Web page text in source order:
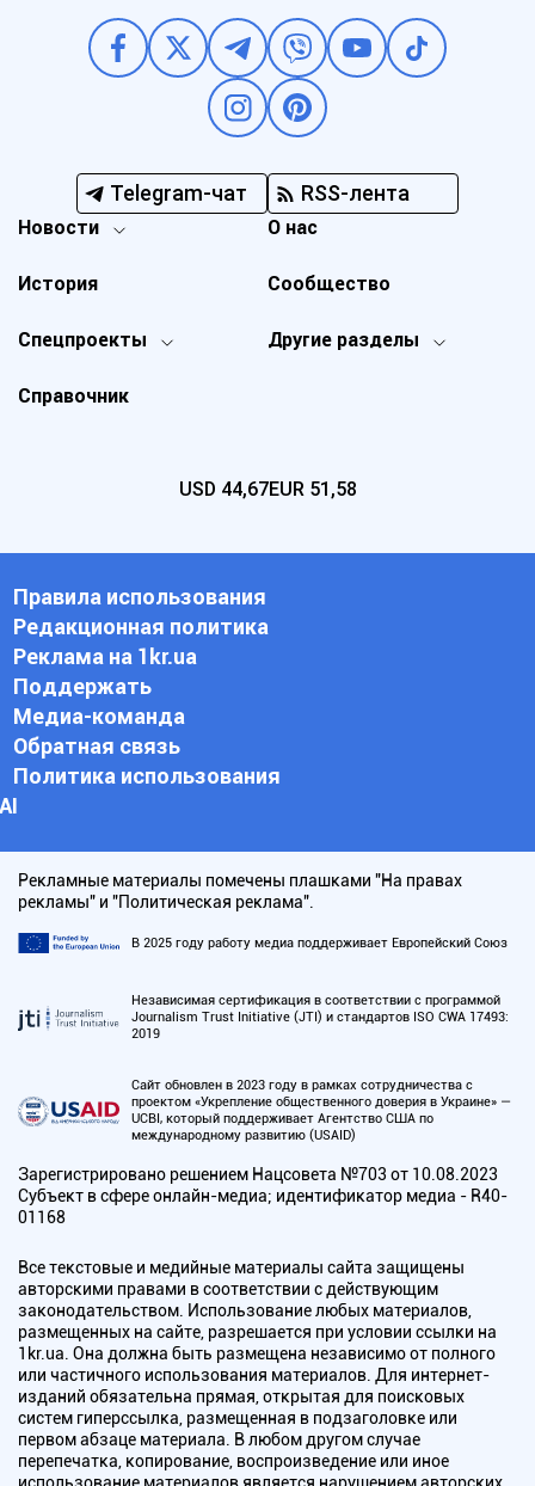
Telegram-чат RSS-лента
Новости
Спецпроекты Другие разделы
История
О нас
Справочник
Сообщество
USD 44,67EUR 51,58
Правила использования
Редакционная политика
Реклама на 1kr.ua
Поддержать
Медиа-команда
Обратная связь
Политика использования
АI
Рекламные материалы помечены плашками "На правах
рекламы" и "Политическая реклама".
В 2025 году работу медиа поддерживает Европейский Союз
Независимая сертификация в соответствии с программой
Journalism Trust Initiative (JTI) и стандартов ISO CWA 17493:
2019
Сайт обновлен в 2023 году в рамках сотрудничества с
проектом «Укрепление общественного доверия в Украине» —
UCBI, который поддерживает Агентство США по
международному развитию (USAID)
Зарегистрировано решением Нацсовета №703 от 10.08.2023
Субъект в сфере онлайн-медиа; идентификатор медиа - R40-
01168
Все текстовые и медийные материалы сайта защищены
авторскими правами в соответствии с действующим
законодательством. Использование любых материалов,
размещенных на сайте, разрешается при условии ссылки на
1kr.ua. Она должна быть размещена независимо от полного
или частичного использования материалов. Для интернет-
изданий обязательна прямая, открытая для поисковых
систем гиперссылка, размещенная в подзаголовке или
первом абзаце материала. В любом другом случае
перепечатка, копирование, воспроизведение или иное